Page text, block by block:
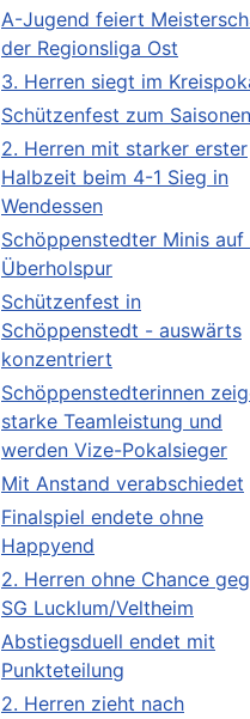
A-Jugend feiert
der Regionsliga Ost
3. Herren siegt im
Schützenfest zum
2. Herren mit starker erster
Halbzeit beim 4-1 Sieg in
Wendessen
Schöppenstedter Minis auf
Überholspur
Schützenfest in
Schöppenstedt - auswärts
konzentriert
Schöppenstedterinnen
starke Teamleistung und
werden Vize-Pokalsieger
Mit Anstand verabschiedet
Finalspiel endete ohne
Happyend
2. Herren ohne Chance
SG Lucklum/Veltheim
Abstiegsduell endet mit
Punkteteilung
2. Herren zieht nach